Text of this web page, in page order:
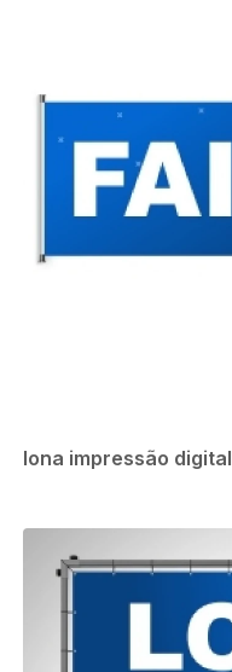
lona impressão digital